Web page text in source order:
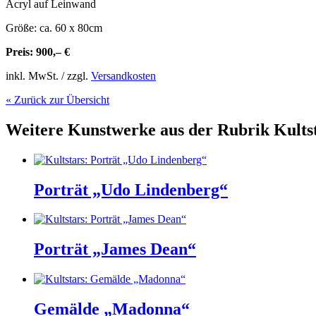
Acryl auf Leinwand
Größe: ca. 60 x 80cm
Preis: 900,– €
inkl. MwSt. / zzgl. Versandkosten
« Zurück zur Übersicht
Weitere Kunstwerke aus der Rubrik
Porträt „Udo Lindenberg“
Porträt „James Dean“
Gemälde „Madonna“